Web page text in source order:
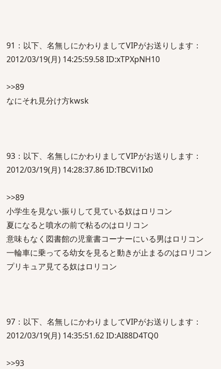
91：以下、名無しにかわりましてVIPがお送りします：
2012/03/19(月) 14:25:59.58 ID:xTPXpNH10
>>89
なにそれ見分け方kwsk
93：以下、名無しにかわりましてVIPがお送りします：
2012/03/19(月) 14:28:37.86 ID:TBCVi1Ix0
>>89
小学生を見ない振りして見ている奴はロリコン
夏になると噴水の前で粘るのはロリコン
意味もなく図書館の児童書コーナーにいる男はロリコン
一輪車に乗ってる幼女を見ると動きが止まるのはロリコン
プリキュア見てる奴はロリコン
97：以下、名無しにかわりましてVIPがお送りします：
2012/03/19(月) 14:35:51.62 ID:AI88D4TQ0
>>93